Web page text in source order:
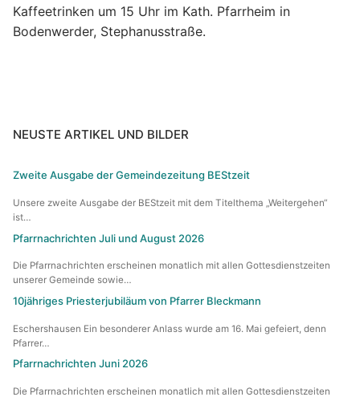
Tabea Boutique
Volleyball „Kath. Jugend“
Kaffeetrinken um 15 Uhr im Kath. Pfarrheim in
Bodenwerder, Stephanusstraße.
NEUSTE ARTIKEL UND BILDER
Zweite Ausgabe der Gemeindezeitung BEStzeit
Unsere zweite Ausgabe der BEStzeit mit dem Titelthema „Weitergehen“
ist…
Pfarrnachrichten Juli und August 2026
Die Pfarrnachrichten erscheinen monatlich mit allen Gottesdienstzeiten
unserer Gemeinde sowie…
10jähriges Priesterjubiläum von Pfarrer Bleckmann
Eschershausen Ein besonderer Anlass wurde am 16. Mai gefeiert, denn
Pfarrer…
Pfarrnachrichten Juni 2026
Die Pfarrnachrichten erscheinen monatlich mit allen Gottesdienstzeiten